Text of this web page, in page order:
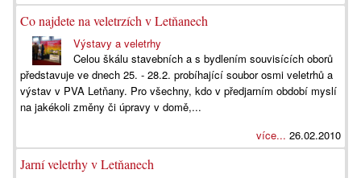
Co najdete na veletrzích v Letňanech
Výstavy a veletrhy
Celou škálu stavebních a s bydlením souvisících oborů
představuje ve dnech 25. - 28.2. probíhající soubor osmi veletrhů a
výstav v PVA Letňany. Pro všechny, kdo v předjarním období myslí
na jakékoli změny či úpravy v domě,...
více... 26.02.2010
Jarní veletrhy v Letňanech